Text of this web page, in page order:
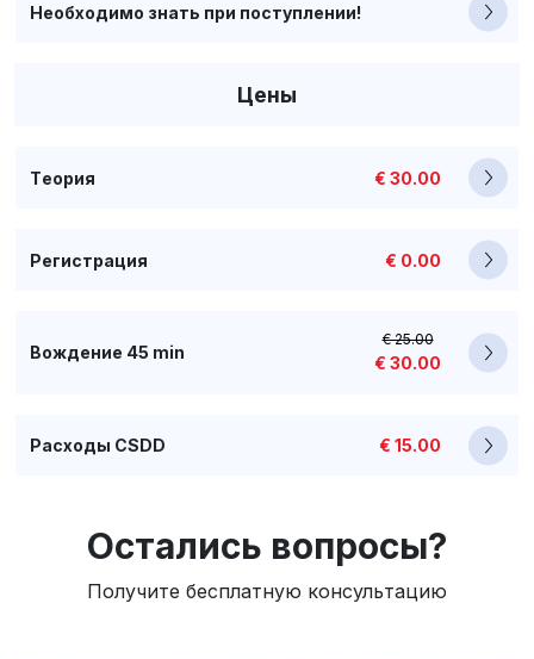
Необходимо знать при поступлении!
Цены
Tеория € 30.00
Регистрация € 0.00
Вождение 45 min
€ 25.00
€ 30.00
Расходы CSDD € 15.00
Остались вопросы?
Получите бесплатную консультацию